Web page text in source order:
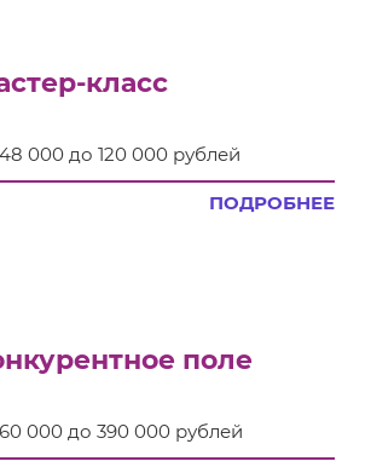
класс
000 до 120 000 рублей
ПОДРОБНЕЕ
поле
000 до 390 000 рублей